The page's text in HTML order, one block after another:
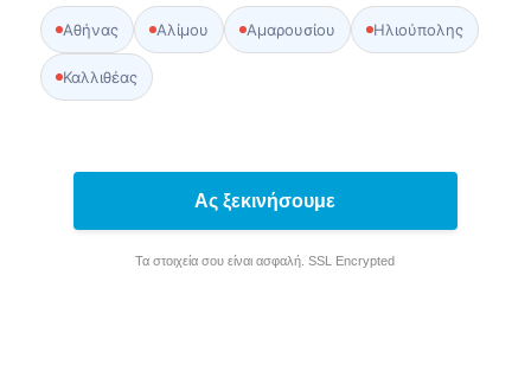
Αθήνας Αλίμου Αμαρουσίου Ηλιούπολης
Καλλιθέας
Ας ξεκινήσουμε
Τα στοιχεία σου είναι ασφαλή. SSL Encrypted